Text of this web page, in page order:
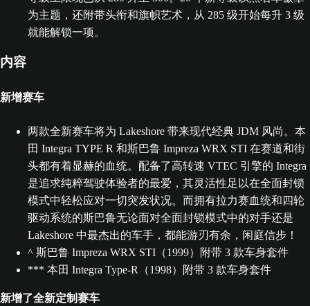
为主题，还附带头衔和旗帜艺术，从 285 级开始每升 3 级
就能解锁一项。
内容
新增赛车
两款全新赛车将为 Lakeshore 带来现代经典 JDM 风尚。本
田 Integra TYPE R 和斯巴鲁 Impreza WRX STI 在赛道和街
头都有着显赫的血统。配备了高转速 VTEC 引擎的 Integra
是追求纯粹驾驶体验者的最爱，其灵活性足以在全面封锁
模式中轻松应对一切突发状况。而拥有拉力赛血统和四轮
驱动系统的斯巴鲁无论面对全面封锁模式中的对手还是
Lakeshore 中最杰出的车手，都能游刃有余，闲庭信步！
^ 斯巴鲁 Impreza WRX STI（1999）附带 3 款车身套件
*** 本田 Integra Type-R（1998）附带 3 款车身套件
新增了全新定制赛车